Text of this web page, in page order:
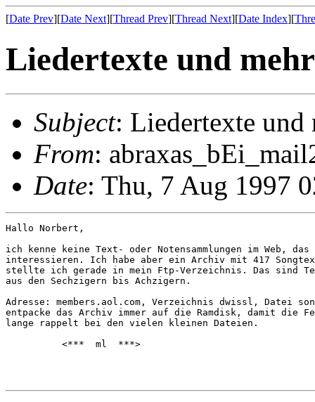
[Date Prev][Date Next][Thread Prev][Thread Next][Date Index][
Liedertexte und mehr
Subject: Liedertexte und
From:
Date: Thu, 7 Aug 1997
Hallo Norbert,
ich kenne keine Text- oder Notensammlungen im Web, das
interessieren. Ich habe aber ein Archiv mit 417
stellte ich gerade in mein Ftp-Verzeichnis. Das sind
aus den Sechzigern bis Achzigern.
Adresse: members.aol.com, Verzeichnis dwissl, Datei
entpacke das Archiv immer auf die Ramdisk, damit die
lange rappelt bei den vielen kleinen Dateien.
          <***  ml  ***>